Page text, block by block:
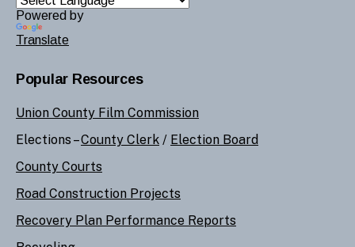
Powered by
Translate
Popular Resources
Union County Film Commission
Elections –County Clerk / Election Board
County Courts
Road Construction Projects
Recovery Plan Performance Reports